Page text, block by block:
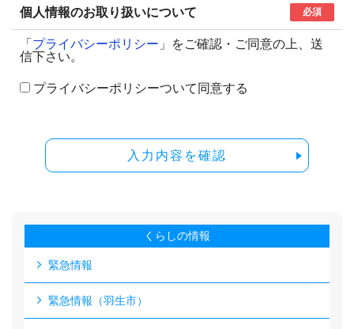
個人情報のお取り扱いについて 必須
「 プライバシーポリシー 」をご確認・ご同意の上、送
信下さい。
プライバシーポリシーついて同意する
入力内容を確認
くらしの情報
緊急情報
緊急情報（羽生市）